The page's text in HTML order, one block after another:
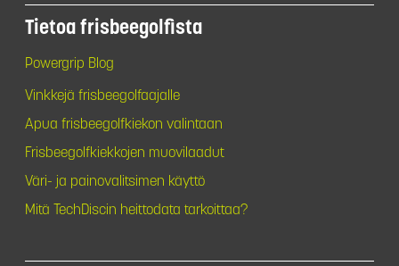
Tietoa frisbeegolfista
Powergrip Blog
Vinkkejä frisbeegolfaajalle
Apua frisbeegolfkiekon valintaan
Frisbeegolfkiekkojen muovilaadut
Väri- ja painovalitsimen käyttö
Mitä TechDiscin heittodata tarkoittaa?